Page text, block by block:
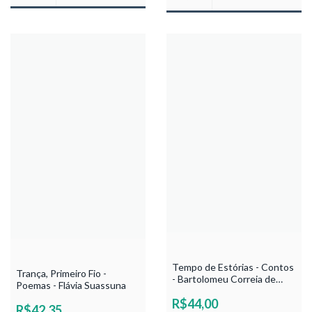
Trança, Primeiro Fio -
Poemas - Flávia Suassuna
Tempo de Estórias - Contos
- Bartolomeu Correia de
R$44,00